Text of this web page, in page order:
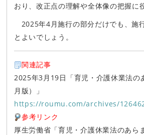
おり、改正点の理解や全体像の把握に
2025年4月施行の部分だけでも、施
とよいでしょう。
関連記事
2025年3月19日「育児・介護休業法の
月版）」
https://roumu.com/archives/
参考リンク
厚生労働省「育児・介護休業法のあら